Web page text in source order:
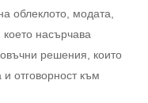
облеклото, модата,
което насърчава
решения, които
отговорност към